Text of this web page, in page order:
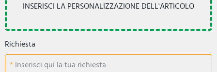
Richiesta
Inserisci qui la tua richiesta